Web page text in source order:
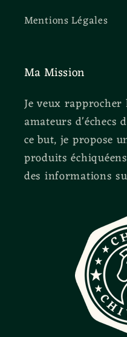
Mentions Légales
Ma Mission
Je veux rapprocher
amateurs d'échecs
ce but, je propose
produits
des informations